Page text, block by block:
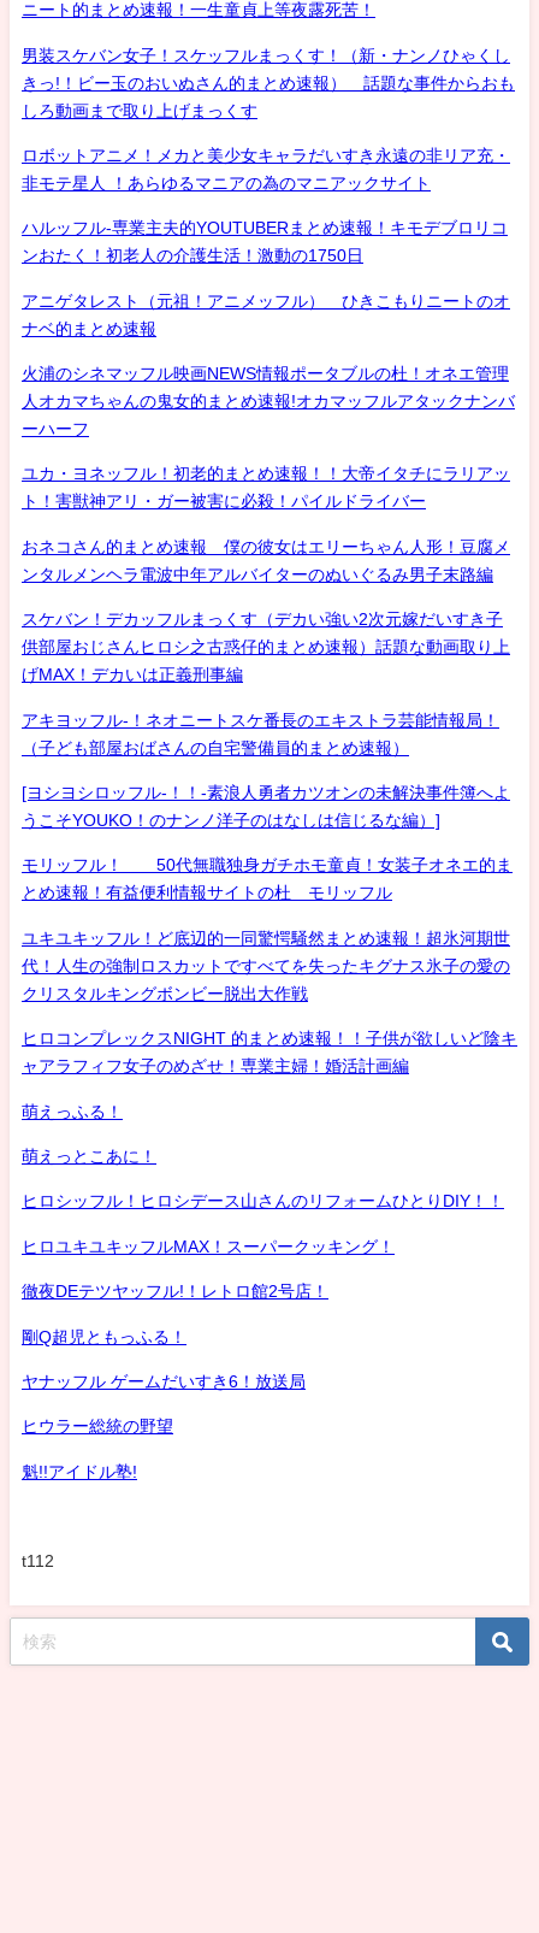
ニート的まとめ速報！一生童貞上等夜露死苦！
男装スケバン女子！スケッフルまっくす！（新・ナンノひゃくし
きっ!！ビー玉のおいぬさん的まとめ速報） 話題な事件からおも
しろ動画まで取り上げまっくす
ロボットアニメ！メカと美少女キャラだいすき永遠の非リア充・
非モテ星人 ！あらゆるマニアの為のマニアックサイト
ハルッフル-専業主夫的YOUTUBERまとめ速報！キモデブロリコ
ンおたく！初老人の介護生活！激動の1750日
アニゲタレスト（元祖！アニメッフル） ひきこもりニートのオ
ナベ的まとめ速報
火浦のシネマッフル映画NEWS情報ポータブルの杜！オネエ管理
人オカマちゃんの鬼女的まとめ速報!オカマッフルアタックナンバ
ーハーフ
ユカ・ヨネッフル！初老的まとめ速報！！大帝イタチにラリアッ
ト！害獣神アリ・ガー被害に必殺！パイルドライバー
おネコさん的まとめ速報 僕の彼女はエリーちゃん人形！豆腐メ
ンタルメンヘラ電波中年アルバイターのぬいぐるみ男子末路編
スケバン！デカッフルまっくす（デカい強い2次元嫁だいすき子
供部屋おじさんヒロシ之古惑仔的まとめ速報）話題な動画取り上
げMAX！デカいは正義刑事編
アキヨッフル-！ネオニートスケ番長のエキストラ芸能情報局！
（子ども部屋おばさんの自宅警備員的まとめ速報）
[ヨシヨシロッフル-！！-素浪人勇者カツオンの未解決事件簿へよ
うこそYOUKO！のナンノ洋子のはなしは信じるな編）]
モリッフル！ 50代無職独身ガチホモ童貞！女装子オネエ的ま
とめ速報！有益便利情報サイトの杜 モリッフル
ユキユキッフル！ど底辺的一同驚愕騒然まとめ速報！超氷河期世
代！人生の強制ロスカットですべてを失ったキグナス氷子の愛の
クリスタルキングボンビー脱出大作戦
ヒロコンプレックスNIGHT 的まとめ速報！！子供が欲しいど陰キ
ャアラフィフ女子のめざせ！専業主婦！婚活計画編
萌えっふる！
萌えっとこあに！
ヒロシッフル！ヒロシデース山さんのリフォームひとりDIY！！
ヒロユキユキッフルMAX！スーパークッキング！
徹夜DEテツヤッフル!！レトロ館2号店！
剛Q超児ともっふる！
ヤナッフル ゲームだいすき6！放送局
ヒウラー総統の野望
魁!!アイドル塾!
t112